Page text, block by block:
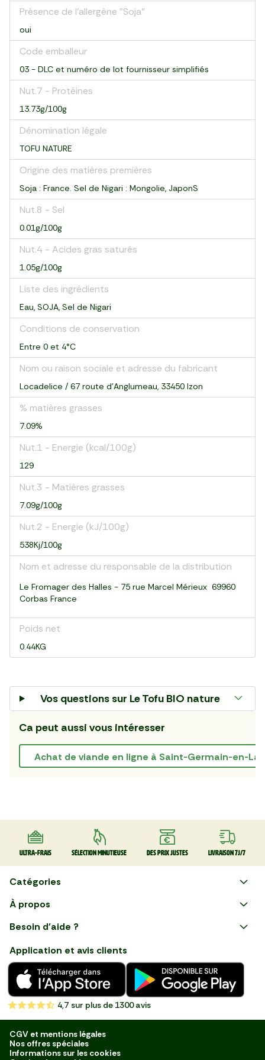
Présence de l'allergène "Soja"
oui
Code emballeur
03 - DLC et numéro de lot fournisseur simplifiés
Nut.7 - Protéines
13.73g/100g
Dénomination légale
TOFU NATURE
Origine des matières premières
Soja : France. Sel de Nigari : Mongolie, JaponS
Nut.8 - Sel
0.01g/100g
Nut.4 - Acides gras saturés
1.05g/100g
Liste des ingrédients
Eau, SOJA, Sel de Nigari
Conditions de conservation
Entre 0 et 4°C
Nom ou raison sociale et adresse du fabricant
Locadelice / 67 route d'Anglumeau, 33450 Izon
% matières grasses
7.09%
Nut.1 - Energie (kcal/100g)
129
Nut.3 - Matières grasses
7.09g/100g
Nut.2 - Energie (kJ/100g)
538Kj/100g
Nom et adresse du responsable de la distribution
Le Fromager des Halles - 75 rue Marcel Mérieux 69960
Corbas France
Poids net
0.44KG
Vos questions sur Le Tofu BIO nature
Ca peut aussi vous intéresser
Achat de viande en ligne à Saint-Germain-en-
Ultra-frais Sélection minutieuse Des prix justes Livraison 7J/7
Catégories
Faire ses courses en ligne
Nouveautés
Fruits
Légumes
Boucherie
Charcuterie
Poissonnerie
À propos
et savoir-faire français en
choisissant notre service de
livraison de produits frais et
de qualité, livrés directement
chez vous. Une expérience
de courses en ligne pensée
pour vous.
Besoin d'aide ?
Application et avis clients
4,7 sur plus de 1300 avis
CGV et mentions légales
Nos offres spéciales
Informations sur les cookies